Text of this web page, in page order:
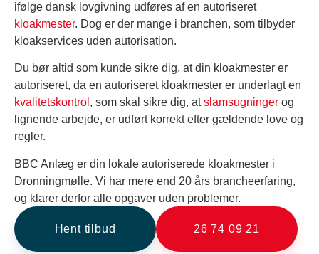
ifølge dansk lovgivning udføres af en autoriseret
kloakmester. Dog er der mange i branchen, som tilbyder
kloakservices uden autorisation.
Du bør altid som kunde sikre dig, at din kloakmester er
autoriseret, da en autoriseret kloakmester er underlagt en
kvalitetskontrol , som skal sikre dig, atslamsugninger og
lignende arbejde, er udført korrekt efter gældende love og
regler.
BBC Anlæg er din lokale autoriserede kloakmester i
Dronningmølle. Vi har mere end 20 års brancheerfaring,
og klarer derfor alle opgaver uden problemer.
Hent tilbud 26 74 09 21